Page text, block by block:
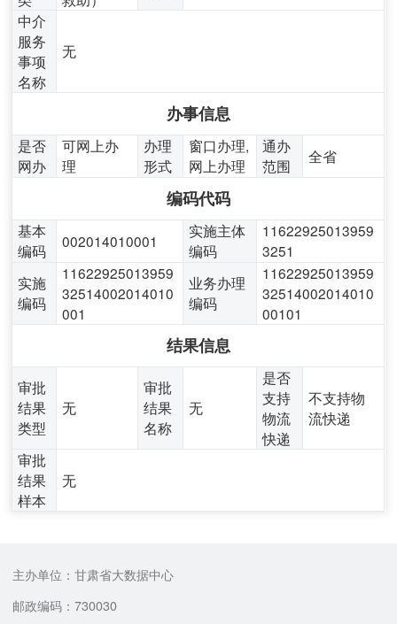
中介
服务
事项
名称
无
办事信息
是否
网办
可网上办
理
办理
形式
窗口办理,
网上办理
通办
范围
全省
编码代码
基本
编码
002014010001
实施主体
编码
11622925013959
3251
实施
编码
11622925013959
32514002014010
001
业务办理
编码
11622925013959
32514002014010
00101
结果信息
审批
结果
类型
无
审批
结果
名称
无
是否
支持
物流
快递
不支持物
流快递
审批
结果
样本
无
主办单位：甘肃省大数据中心
邮政编码：730030